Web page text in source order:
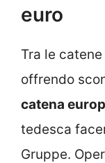
euro
Tra le
offrendo
catena
tedesca
Gruppe.